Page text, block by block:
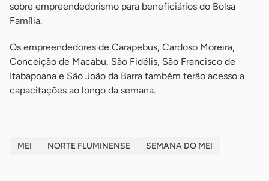
sobre empreendedorismo para beneficiários do Bolsa
Família.
Os empreendedores de Carapebus, Cardoso Moreira,
Conceição de Macabu, São Fidélis, São Francisco de
Itabapoana e São João da Barra também terão acesso a
capacitações ao longo da semana.
MEI NORTE FLUMINENSE SEMANA DO MEI